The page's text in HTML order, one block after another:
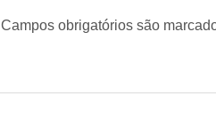
Campos obrigatórios são